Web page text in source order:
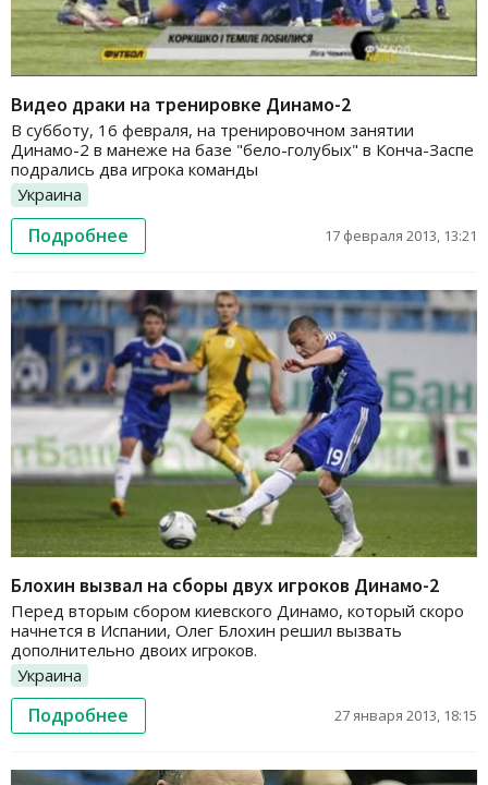
Видео драки на тренировке Динамо-2
В субботу, 16 февраля, на тренировочном занятии
Динамо-2 в манеже на базе "бело-голубых" в Конча-Заспе
подрались два игрока команды
Украина
Подробнее 17 февраля 2013, 13:21
Блохин вызвал на сборы двух игроков Динамо-2
Перед вторым сбором киевского Динамо, который скоро
начнется в Испании, Олег Блохин решил вызвать
дополнительно двоих игроков.
Украина
Подробнее 27 января 2013, 18:15